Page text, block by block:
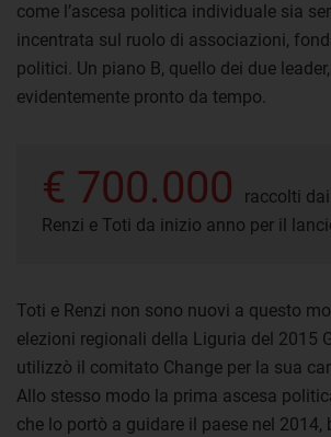
come l’ascesa politica individuale sia
incentrata sul ruolo di associazioni,
politici. Un piano B, quello dei due
evidentemente pronto da tempo.
€ 700.000
raccolti
Renzi e Toti da inizio anno per il
Toti e Renzi non sono nuovi a questo
elezioni regionali della Liguria del 2015
utilizzò il comitato Change per la sua
Allo stesso modo la prima ascesa
che lo portò a guidare il paese nel 2014,